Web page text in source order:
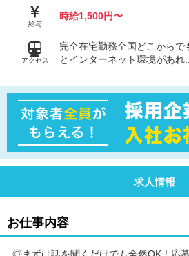
給与
時給1,500円〜
アクセス
完全在宅勤務全国どこからで
とインターネット環境があれ...
求人情報
お仕事内容
◎まずは話を聞くだけでも全然OK！応